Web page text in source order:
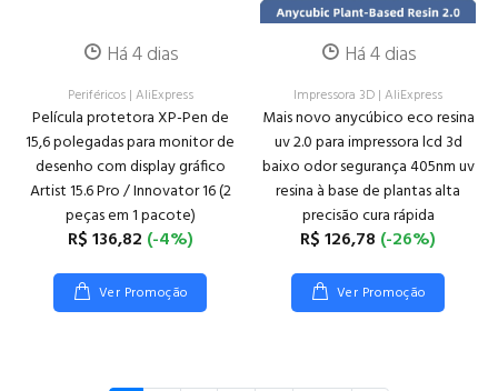
Há 4 dias
Periféricos| AliExpress
Película protetora XP-Pen de
15,6 polegadas para monitor de
desenho com display gráfico
Artist 15.6 Pro / Innovator 16 (2
peças em 1 pacote)
R$ 136,82 (-4%)
Ver Promoção
Há 4 dias
Impressora 3D | AliExpress
Mais novo anycúbico eco resina
uv 2.0 para impressora lcd 3d
baixo odor segurança 405nm uv
resina à base de plantas alta
precisão cura rápida
R$ 126,78 (-26%)
Ver Promoção